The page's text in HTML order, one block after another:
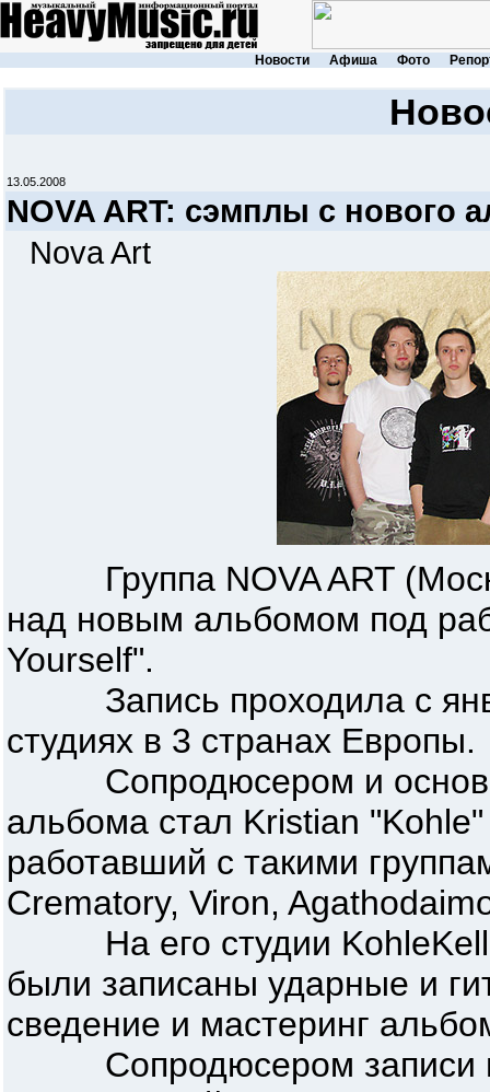
Новости Афиша Фото
13.05.2008
NOVA ART: сэмплы с нового
Nova Art
Группа NOVA ART
над новым альбомом под
Yourself".
Запись проходила с
студиях в 3 странах Европы.
Сопродюсером и
альбома стал Kristian
работавший с такими
Crematory, Viron,
На его студии
были записаны ударные и
сведение и мастеринг
Сопродюсером записи